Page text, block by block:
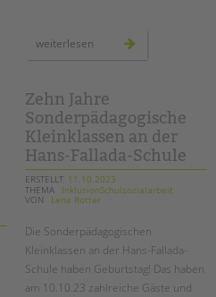
weiterlesen einweihung
ludwig-
cauer-
grundschule
Zehn Jahre
Sonderpädagogische
Kleinklassen an der
Hans-Fallada-Schule
ERSTELLT 11.10.2023
THEMA
InklusionSchulsozialarbeit
VON
Lena Rotter
Die Sonderpädagogischen
Kleinklassen an der Hans-Fallada-
Schule haben Geburtstag! Das haben
am 10.10.23 zahlreiche Gäste und